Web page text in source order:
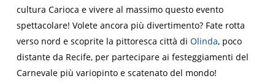
cultura Carioca e vivere al massimo questo evento
spettacolare! Volete ancora più divertimento? Fate rotta
verso nord e scoprite la pittoresca città di Olinda, poco
distante da Recife, per partecipare ai festeggiamenti del
Carnevale più variopinto e scatenato del mondo!